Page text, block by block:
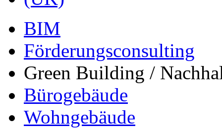
BIM
Förderungsconsulting
Green Building /
Bürogebäude
Wohngebäude